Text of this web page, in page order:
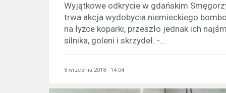
Wyjątkowe odkrycie w gdańskim
trwa akcja wydobycia niemieckiego
na łyżce koparki, przeszło jednak ich
silnika, goleni i skrzydeł. -...
8 września 2018 - 14:04